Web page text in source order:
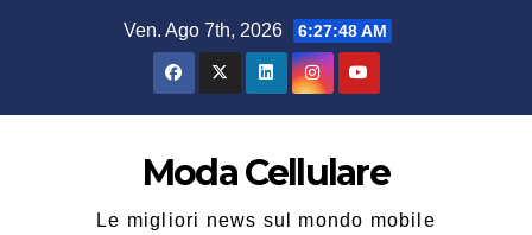
Ven. Ago 7th, 2026 6:27:49 AM
Moda Cellulare
Le migliori news sul mondo mobile